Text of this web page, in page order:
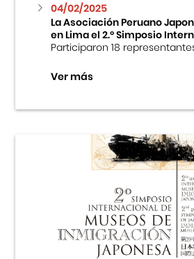
04/02/2025
La Asociación Peruano
en Lima el 2.º Simposio
Participaron 18
Ver más